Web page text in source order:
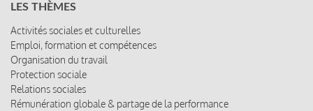
LES THÈMES
Activités sociales et culturelles
Emploi, formation et compétences
Organisation du travail
Protection sociale
Relations sociales
Rémunération globale & partage de la performance